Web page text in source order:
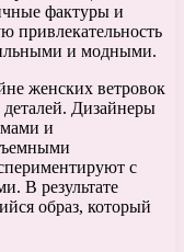
фактуры и
привлекательность
и модными.
женских ветровок
деталей. Дизайнеры
и
с
В результате
образ, который